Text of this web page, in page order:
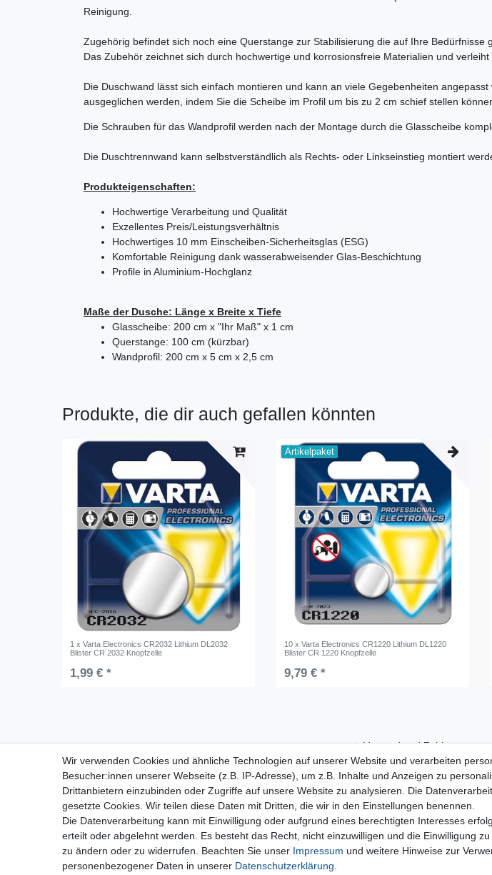
Reinigung.
Zugehörig befindet sich noch eine Querstange zur Stabilisierung die auf Ihre Bedürfnisse
Das Zubehör zeichnet sich durch hochwertige und korrosionsfreie Materialien und verleiht
Die Duschwand lässt sich einfach montieren und kann an viele Gegebenheiten
ausgeglichen werden, indem Sie die Scheibe im Profil um bis zu 2 cm schief stellen
Die Schrauben für das Wandprofil werden nach der Montage durch die Glasscheibe
Die Duschtrennwand kann selbstverständlich als Rechts- oder Linkseinstieg montiert
Produkteigenschaften:
Hochwertige Verarbeitung und Qualität
Exzellentes Preis/Leistungsverhältnis
Hochwertiges 10 mm Einscheiben-Sicherheitsglas (ESG)
Komfortable Reinigung dank wasserabweisender Glas-Beschichtung
Profile in Aluminium-Hochglanz
Maße der Dusche: Länge x Breite x Tiefe
Glasscheibe: 200 cm x "Ihr Maß" x 1 cm
Querstange: 100 cm (kürzbar)
Wandprofil: 200 cm x 5 cm x 2,5 cm
Produkte, die dir auch gefallen könnten
1 x Varta Electronics CR2032 Lithium DL2032
Blister CR 2032 Knopfzelle
1,99 € *
Artikelpaket
10 x Varta Electronics CR1220 Lithium DL1220
Blister CR 1220 Knopfzelle
9,79 € *
Für Fragen zu unseren Produkten und
Bestellungen erreichen Sie uns per E-Mail oder
Telefon:
+49 5741 9099422 oder
info@dein-bau-
projekt.de
Versand und Zahlung
Impressum
Datenschutzerklärung
AGB
Kontakt
Infos Ratenkauf mit
Wir verwenden Cookies und ähnliche Technologien auf unserer Website und verarbeiten
Besucher:innen unserer Webseite (z.B. IP-Adresse), um z.B. Inhalte und Anzeigen zu
Drittanbietern einzubinden oder Zugriffe auf unsere Website zu analysieren. Die
gesetzte Cookies. Wir teilen diese Daten mit Dritten, die wir in den Einstellungen benennen.
Die Datenverarbeitung kann mit Einwilligung oder aufgrund eines berechtigten Interesses
erteilt oder abgelehnt werden. Es besteht das Recht, nicht einzuwilligen und die Einwilligung
zu ändern oder zu widerrufen. Beachten Sie unser Impressum und weitere Hinweise zur
personenbezogener Daten in unserer Daten­schutz­erklärung